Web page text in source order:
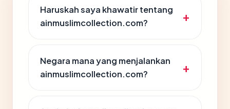
Haruskah saya khawatir tentang
ainmuslimcollection.com?
Negara mana yang menjalankan
ainmuslimcollection.com?